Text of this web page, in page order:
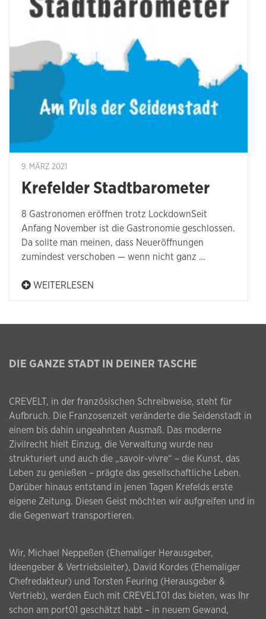
9. MÄRZ 2021
Krefelder Stadtbarometer
8 Gastronomen eröffnen trotz LockdownSeit
Anfang November ist die Gastronomie geschlossen.
Da sollte man meinen, dass Neueröffnungen
zumindest verschoben — wenn nicht ganz …
WEITERLESEN
DIE GANZE STADT IN DEINER TASCHE
CREVELT, in der französischen Schreibweise, steht für
Aufbruch. Die Franzosenzeit veränderte die Seidenstadt in
einem bis dahin ungeahnten Ausmaß. Das moderne
Zivilrecht hielt Einzug, die Verwaltung wurde neu
strukturiert und auch die „savoir-vivre“ – die Kunst, das
Leben zu genießen – prägte das gesellschaftliche Leben.
Darüber hinaus entstand in jenen Tagen Krefelds erste
eigene Zeitung. Diesen Geist möchten wir aufgreifen und in
die Gegenwart transportieren.
Wir, Michael Neppeßen (Ehemaliger Herausgeber,
Ideengeber & Vertriebsleiter), David Kordes (Ehemaliger
Chefredakteur) und Torsten Feuring (Herausgeber &
Vertrieb), werden Euch mit CREVELT01 das bieten, was Ihr
schon am port01 geschätzt habt – in neuem Gewand,